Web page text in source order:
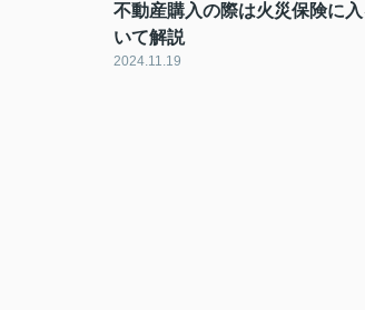
不動産購入の際は火災保険に
いて解説
2024.11.19